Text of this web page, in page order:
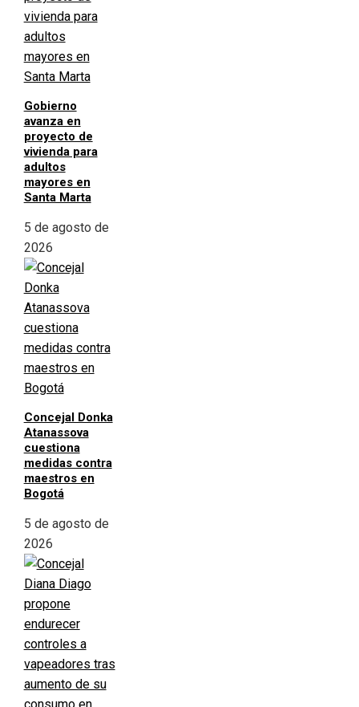
Gobierno
avanza en
proyecto de
vivienda para
adultos
mayores en
Santa Marta
5 de agosto de
2026
Concejal Donka
Atanassova
cuestiona
medidas contra
maestros en
Bogotá
5 de agosto de
2026